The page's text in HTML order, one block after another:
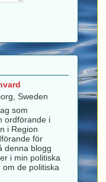
Sweden
som
ordförande i
i Region
för
denna blogg
i min politiska
de politiska